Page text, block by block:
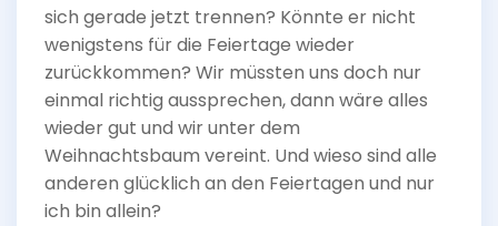
sich gerade jetzt trennen? Könnte er nicht
wenigstens für die Feiertage wieder
zurückkommen? Wir müssten uns doch nur
einmal richtig aussprechen, dann wäre alles
wieder gut und wir unter dem
Weihnachtsbaum vereint. Und wieso sind alle
anderen glücklich an den Feiertagen und nur
ich bin allein?